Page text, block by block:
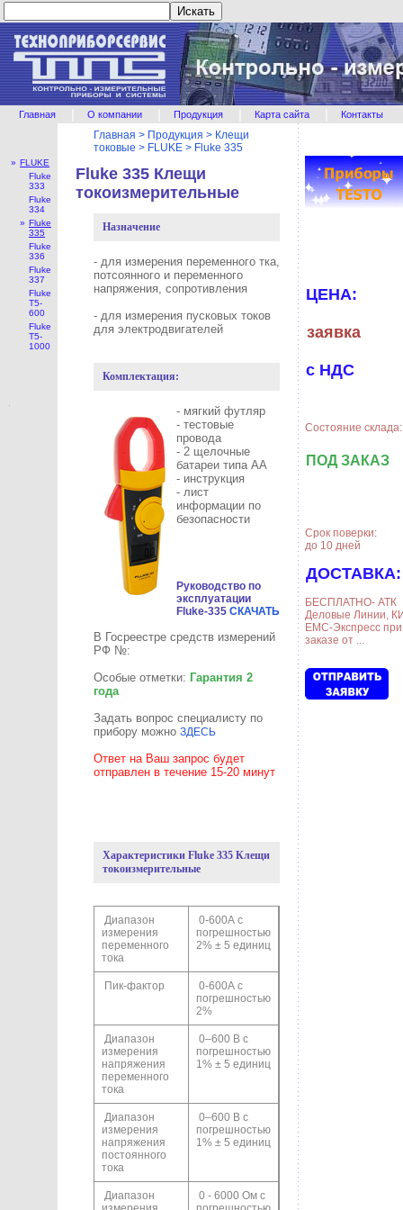
Главная О компании Продукция Карта сайта Контакты
» FLUKE
Fluke
333
Fluke
334
» Fluke
335
Fluke
336
Fluke
337
Fluke
Т5-
600
Fluke
Т5-
1000
Главная > Продукция > Клещи
токовые > FLUKE > Fluke 335
Fluke 335 Клещи
токоизмерительные
Назначение
- для измерения переменного тка,
потсоянного и переменного
напряжения, сопротивления
- для измерения пусковых токов
для электродвигателей
Комплектация:
- мягкий футляр
- тестовые
провода
- 2 щелочные
батареи типа АА
- инструкция
- лист
информации по
безопасности
Руководство по
эксплуатации
Fluke-335 СКАЧАТЬ
В Госреестре средств измерений
РФ №:
Особые отметки: Гарантия 2
года
Задать вопрос специалисту по
прибору можно ЗДЕСЬ
Ответ на Ваш запрос будет
отправлен в течение 15-20 минут
Характеристики Fluke 335 Клещи
токоизмерительные
Диапазон
измерения
переменного
тока
0-600А с
погрешностью
2% ± 5 единиц
Пик-фактор
0-600А с
погрешностью
2%
Диапазон
измерения
напряжения
переменного
тока
0–600 В с
погрешностью
1% ± 5 единиц
Диапазон
измерения
напряжения
постоянного
тока
0–600 В с
погрешностью
1% ± 5 единиц
Диапазон
0 - 6000 Ом с
ЦЕНА:
заявка
с НДС
Состояние склада:
ПОД ЗАКАЗ
Срок поверки:
до 10 дней
ДОСТАВКА:
БЕСПЛАТНО- АТК
Деловые Линии,
ЕМС-Экспресс при
заказе от ...